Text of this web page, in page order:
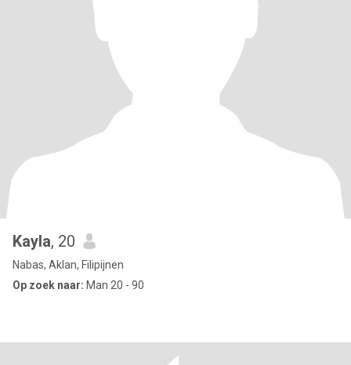
Kayla, 20
Nabas, Aklan, Filipijnen
Op zoek naar: Man 20 - 90